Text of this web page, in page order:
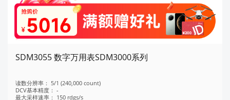
SDM3055 数字万用表SDM3000系列
读数分辨率： 5/1 (240,000 count)
DCV基本精度： -
最大采样速率： 150 rdgs/s